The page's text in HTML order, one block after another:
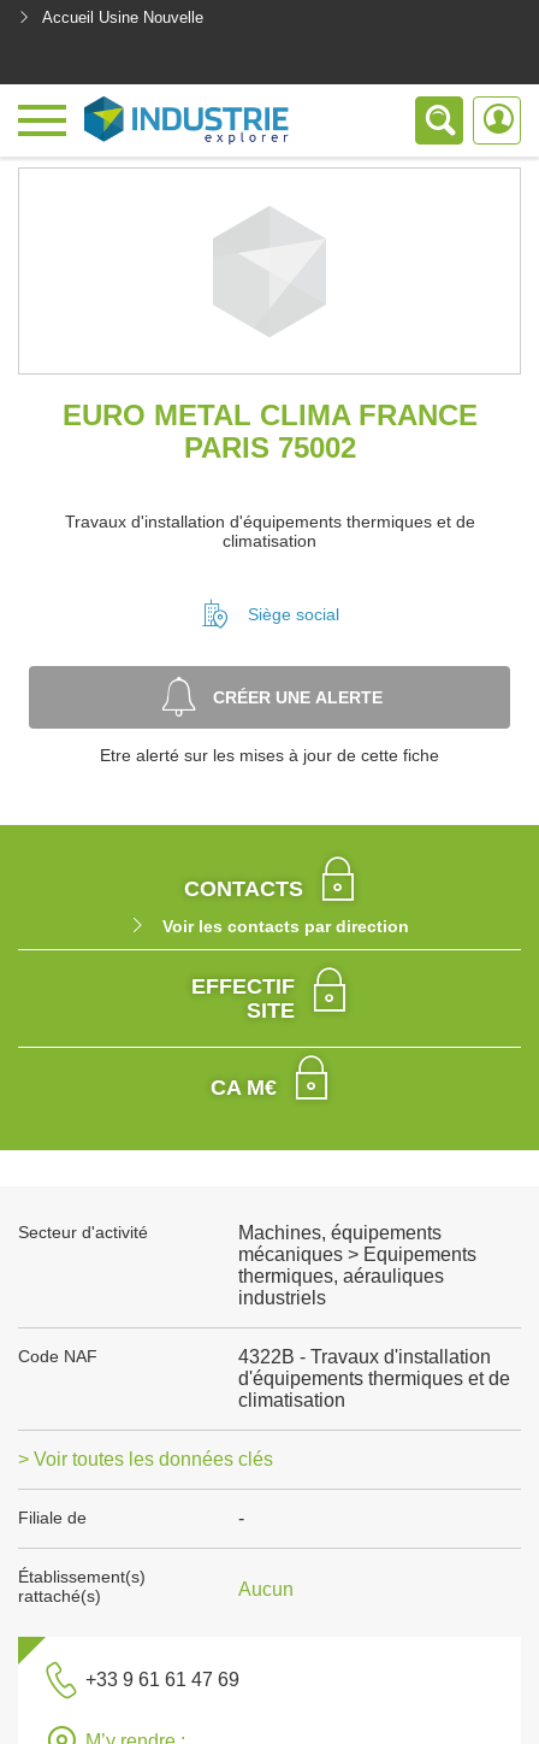
Accueil Usine Nouvelle
EURO METAL CLIMA FRANCE
PARIS 75002
Travaux d'installation d'équipements thermiques et de
climatisation
Siège social
CRÉER UNE ALERTE
Etre alerté sur les mises à jour de cette fiche
CONTACTS
Voir les contacts par direction
EFFECTIF
SITE
CA M€
Secteur d'activité
Machines, équipements
mécaniques > Equipements
thermiques, aérauliques
industriels
Code NAF
4322B - Travaux d'installation
d'équipements thermiques et de
climatisation
> Voir toutes les données clés
Filiale de -
Établissement(s)
rattaché(s)
Aucun
+33 9 61 61 47 69